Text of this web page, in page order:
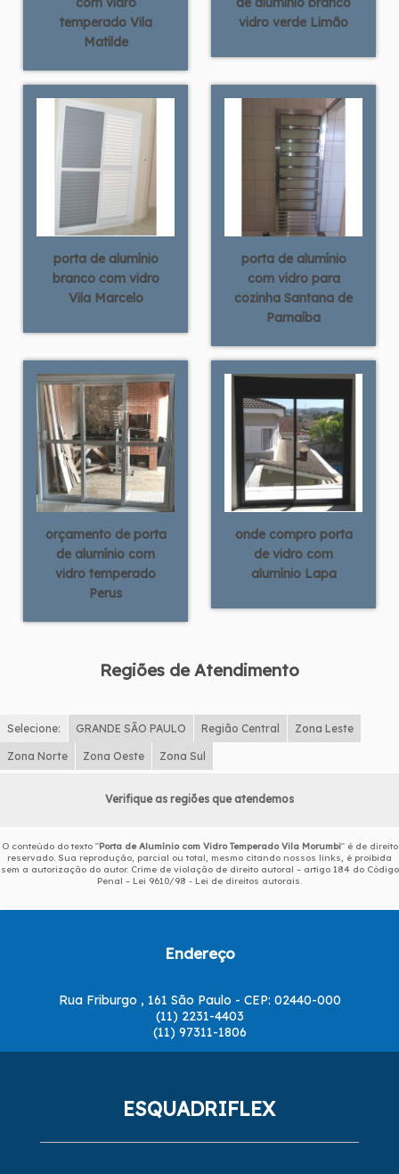
temperado Vila
Matilde
vidro verde Limão
porta de alumínio
branco com vidro
Vila Marcelo
porta de alumínio
com vidro para
cozinha Santana de
Parnaíba
orçamento de porta
de alumínio com
vidro temperado
Perus
onde compro porta
de vidro com
alumínio Lapa
Regiões de Atendimento
Selecione: GRANDE SÃO PAULO Região Central Zona Leste
Zona Norte Zona Oeste Zona Sul
Verifique as regiões que atendemos
O conteúdo do texto "Porta de Alumínio com Vidro Temperado Vila Morumbi" é de direito
reservado. Sua reprodução, parcial ou total, mesmo citando nossos links, é proibida
sem a autorização do autor. Crime de violação de direito autoral – artigo 184 do Código
Penal – Lei 9610/98 - Lei de direitos autorais
Endereço
Rua Friburgo , 161 São Paulo - CEP: 02440-000
(11) 2231-4403
(11) 97311-1806
ESQUADRIFLEX